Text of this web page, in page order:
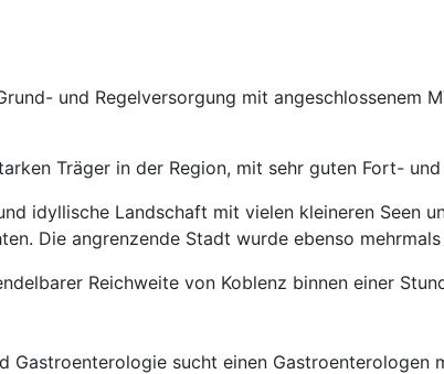
und Regelversorgung mit angeschlossenem
Träger in der Region, mit sehr guten Fort-
idyllische Landschaft mit vielen kleineren Seen
Die angrenzende Stadt wurde ebenso
Reichweite von Koblenz binnen einer
Gastroenterologie sucht einen